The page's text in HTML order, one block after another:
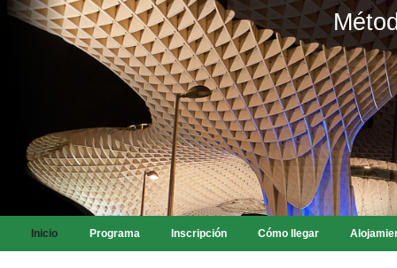
Inicio Programa Inscripción Cómo llegar